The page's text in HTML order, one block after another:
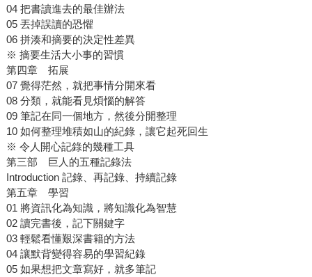
04 把書讀進去的最佳辦法
05 丟掉誤讀的恐懼
06 拼湊和摘要的決定性差異
※ 摘要生活大小事的習慣
第四章 拓展
07 覺得茫然，就把事情分開來看
08 分類，就能看見煩惱的解答
09 筆記在同一個地方，然後分開整理
10 如何整理堆積如山的紀錄，讓它起死回生
※ 令人開心記錄的幾種工具
第三部 巨人的五種記錄法
Introduction 記錄、再記錄、持續記錄
第五章 學習
01 將資訊化為知識，將知識化為智慧
02 讀完書後，記下關鍵字
03 輕鬆看懂艱深書籍的方法
04 讓默背變得容易的學習紀錄
05 如果想把文章寫好，就多筆記